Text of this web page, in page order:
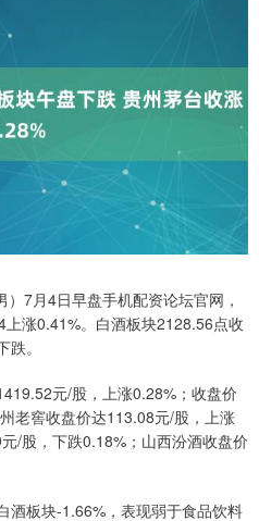
7月4日早盘手机配资论坛官网，
涨0.41%。白酒板块2128.56点收
。
元/股，上涨0.28%；收盘价
老窖收盘价达113.08元/股，上涨
/股，下跌0.18%；山西汾酒收盘价
酒板块-1.66%，表现弱于食品饮料